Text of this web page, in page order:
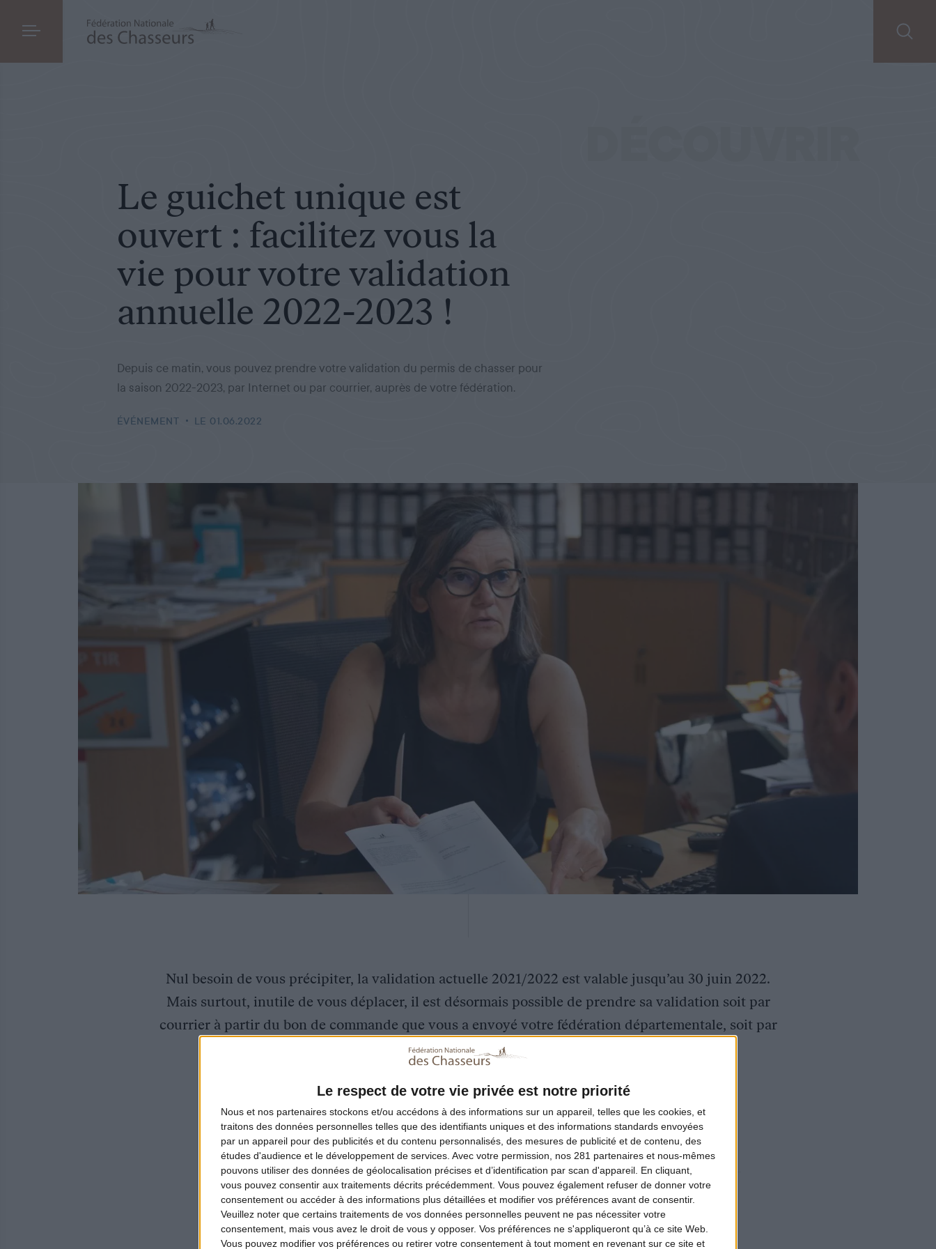
Le respect de votre vie privée est notre priorité
Nous et nos partenaires stockons et/ou accédons à des informations sur un appareil, telles que les cookies, et
traitons des données personnelles telles que des identifiants uniques et des informations standards envoyées
par un appareil pour des publicités et du contenu personnalisés, des mesures de publicité et de contenu, des
études d'audience et le développement de services. Avec votre permission, nos 281 partenaires et nous-mêmes
pouvons utiliser des données de géolocalisation précises et d’identification par scan d'appareil. En cliquant,
vous pouvez consentir aux traitements décrits précédemment. Vous pouvez également refuser de donner votre
consentement ou accéder à des informations plus détaillées et modifier vos préférences avant de consentir.
Veuillez noter que certains traitements de vos données personnelles peuvent ne pas nécessiter votre
consentement, mais vous avez le droit de vous y opposer. Vos préférences ne s'appliqueront qu’à ce site Web.
Vous pouvez modifier vos préférences ou retirer votre consentement à tout moment en revenant sur ce site et
Le guichet unique est
ouvert : facilitez vous la
vie pour votre validation
annuelle 2022-2023 !
Depuis ce matin, vous pouvez prendre votre validation du permis de chasser pour
la saison 2022-2023, par Internet ou par courrier, auprès de votre fédération.
ÉVÉNEMENT LE 01.06.2022
Nul besoin de vous précipiter, la validation actuelle 2021/2022 est valable jusqu’au 30 juin 2022.
Mais surtout, inutile de vous déplacer, il est désormais possible de prendre sa validation soit par
courrier à partir du bon de commande que vous a envoyé votre fédération départementale, soit par
Internet en imprimant directement votre validation chez vous.
Nous avons10 ans
pour former les
chasseursactifs
Après 2 années entachées par le Covid, la tendance est à la
reprise : nous observons une forte hausse de l’ordre de 10 %
des candidats au permis de chasser, nous attendons donc
avec joie de nouveaux validants.